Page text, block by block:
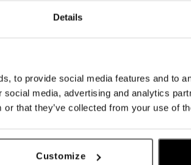
Details
to provide social media features and to
media, advertising and analytics
or that they’ve collected from your use of
Customize
od 1 770 €